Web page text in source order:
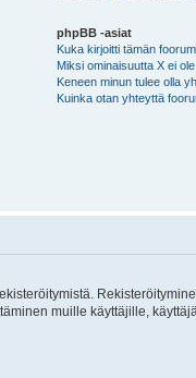
phpBB -asiat
Kuka kirjoitti tämän
Miksi ominaisuutta X ei
Keneen minun tulee olla
Kuinka otan yhteyttä
muille käyttäjille,